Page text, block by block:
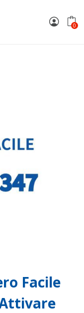
0
Da Attivare
Facile
Attivare